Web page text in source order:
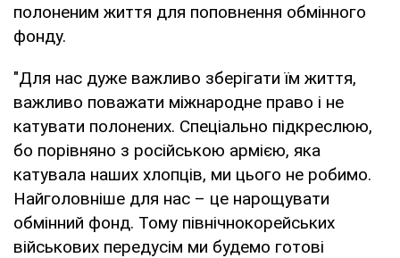
полоненим життя для поповнення обмінного
фонду.
"Для нас дуже важливо зберігати їм життя,
важливо поважати міжнародне право і не
катувати полонених. Спеціально підкреслюю,
бо порівняно з російською армією, яка
катувала наших хлопців, ми цього не робимо.
Найголовніше для нас – це нарощувати
обмінний фонд. Тому північнокорейських
військових передусім ми будемо готові